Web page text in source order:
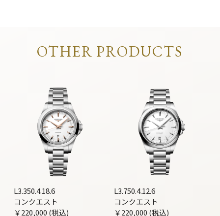
OTHER PRODUCTS
L3.350.4.18.6
コンクエスト
￥220,000 (税込)
L3.750.4.12.6
コンクエスト
￥220,000 (税込)